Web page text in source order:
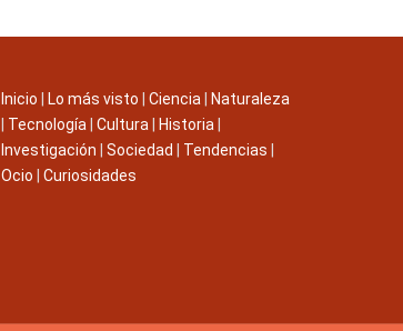
Inicio Lo más visto Ciencia
Naturaleza
Tecnología Cultura Historia
Investigación
Sociedad Tendencias
Ocio
Curiosidades